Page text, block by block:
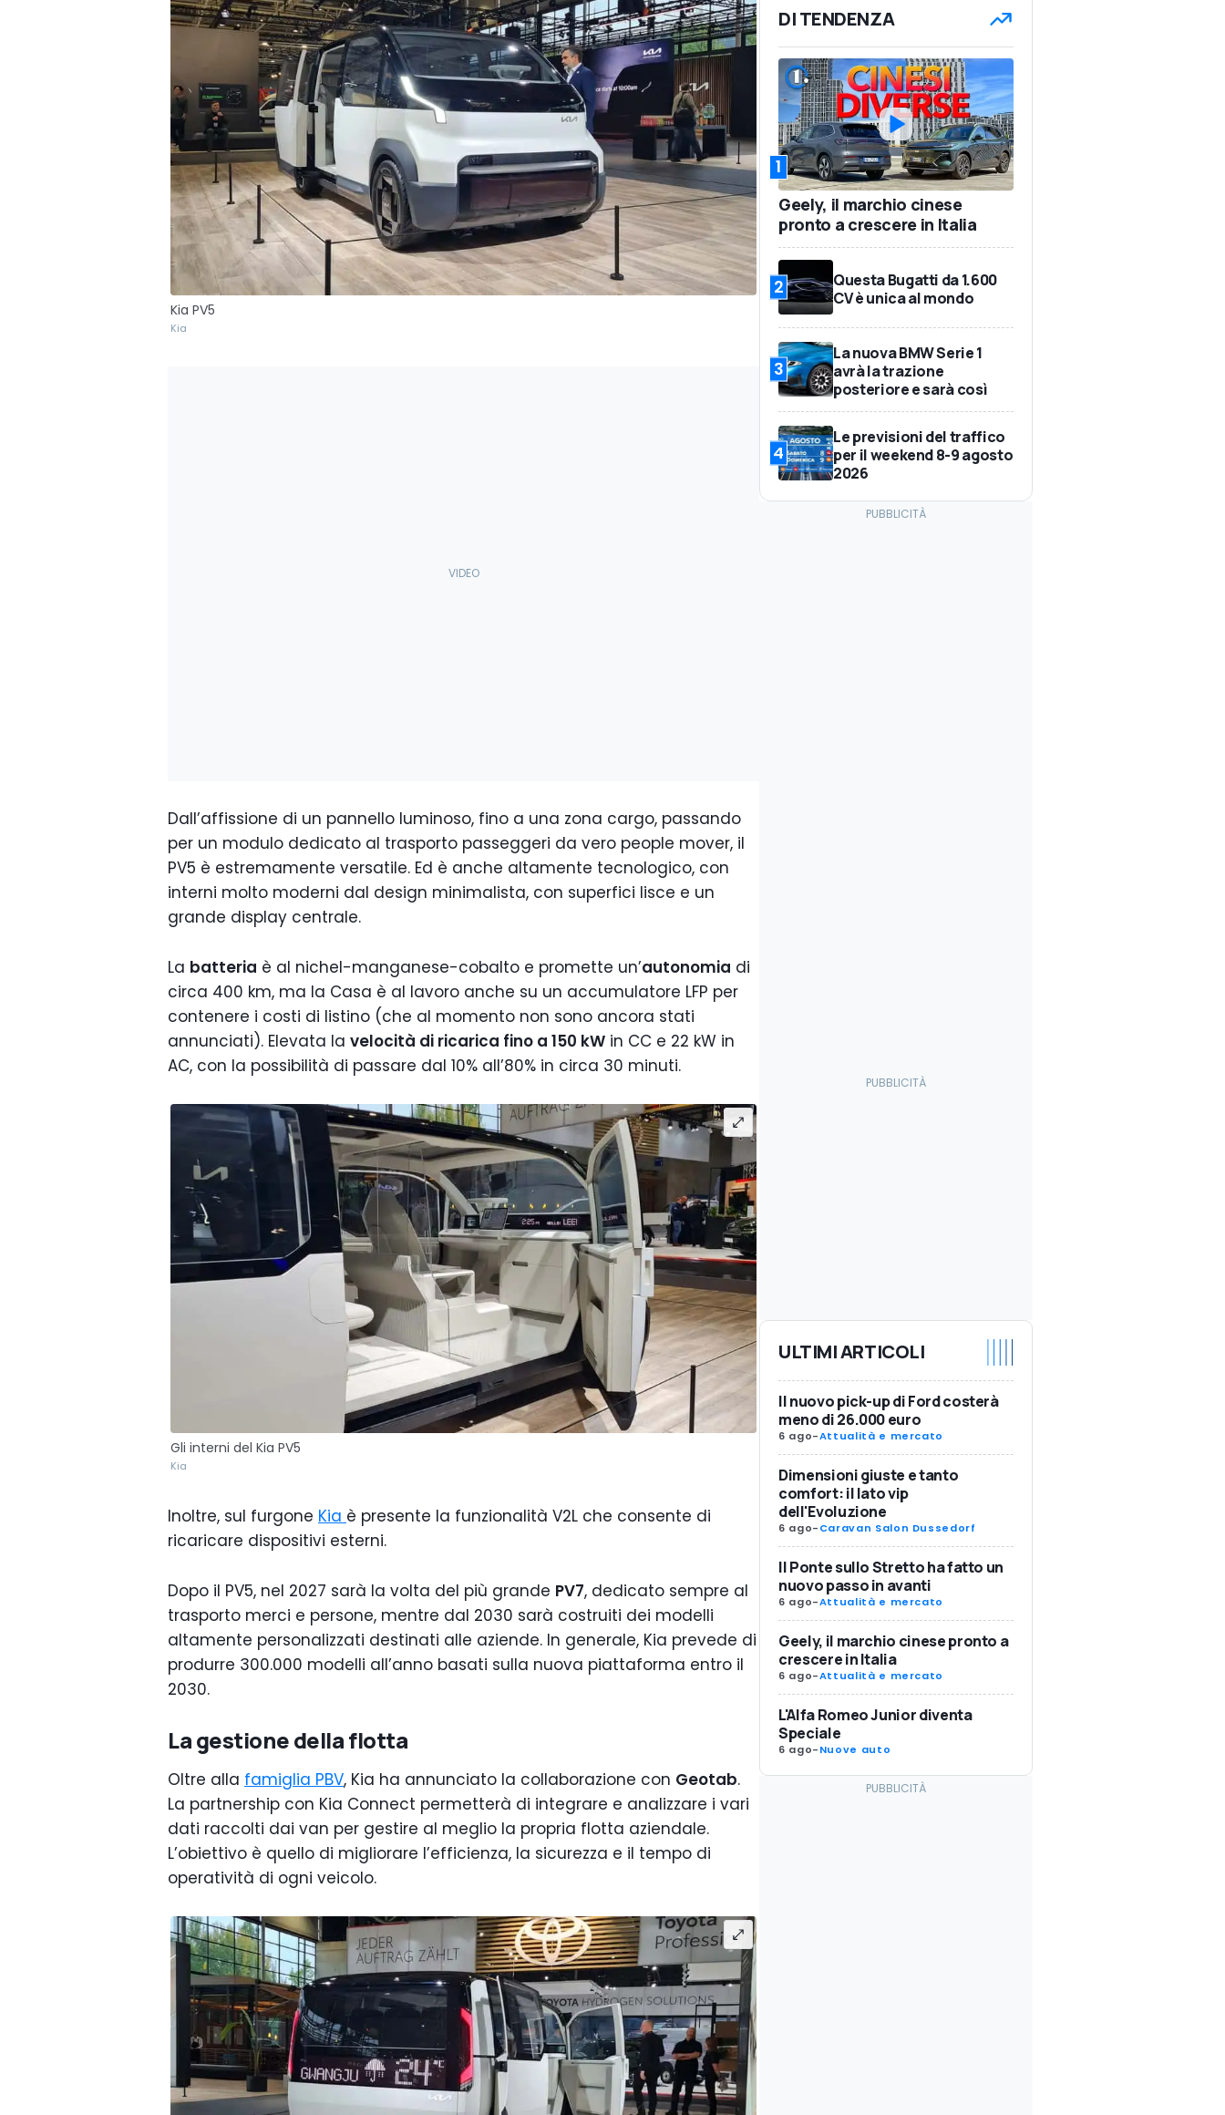
Kia PV5
Kia
Dall’affissione di un pannello luminoso, fino a una zona cargo, passando
per un modulo dedicato al trasporto passeggeri da vero people mover, il
PV5 è estremamente versatile. Ed è anche altamente tecnologico, con
interni molto moderni dal design minimalista, con superfici lisce e un
grande display centrale.
La batteria è al nichel-manganese-cobalto e promette un’autonomia di
circa 400 km, ma la Casa è al lavoro anche su un accumulatore LFP per
contenere i costi di listino (che al momento non sono ancora stati
annunciati). Elevata la velocità di ricarica fino a 150 kW in CC e 22 kW in
AC, con la possibilità di passare dal 10% all’80% in circa 30 minuti.
Gli interni del Kia PV5
Kia
Inoltre, sul furgone Kia è presente la funzionalità V2L che consente di
ricaricare dispositivi esterni.
Dopo il PV5, nel 2027 sarà la volta del più grande PV7, dedicato sempre al
trasporto merci e persone, mentre dal 2030 sarà costruiti dei modelli
altamente personalizzati destinati alle aziende. In generale, Kia prevede di
produrre 300.000 modelli all’anno basati sulla nuova piattaforma entro il
2030.
La gestione della flotta
Oltre alla famiglia PBV, Kia ha annunciato la collaborazione con Geotab.
La partnership con Kia Connect permetterà di integrare e analizzare i vari
dati raccolti dai van per gestire al meglio la propria flotta aziendale.
L’obiettivo è quello di migliorare l’efficienza, la sicurezza e il tempo di
operatività di ogni veicolo.
DI TENDENZA
1
Geely, il marchio cinese
pronto a crescere in Italia
2
Questa Bugatti da 1.600
CV è unica al mondo
3
La nuova BMW Serie 1
avrà la trazione
posteriore e sarà così
4
Le previsioni del traffico
per il weekend 8-9 agosto
2026
ULTIMI ARTICOLI
Il nuovo pick-up di Ford costerà
meno di 26.000 euro
6 ago-Attualità e mercato
Dimensioni giuste e tanto
comfort: il lato vip
dell'Evoluzione
6 ago-Caravan Salon Dussedorf
Il Ponte sullo Stretto ha fatto un
nuovo passo in avanti
6 ago-Attualità e mercato
Geely, il marchio cinese pronto a
crescere in Italia
6 ago-Attualità e mercato
L'Alfa Romeo Junior diventa
Speciale
6 ago-Nuove auto